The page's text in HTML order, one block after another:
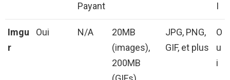
Payant
I
Imgu
r
Oui N/A
20MB
(images),
200MB
JPG, PNG,
GIF, et plus
O
u
i